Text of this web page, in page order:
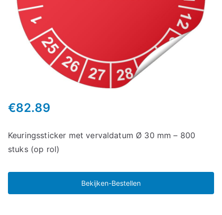
€82.89
Keuringssticker met vervaldatum Ø 30 mm – 800
stuks (op rol)
Bekijken-Bestellen